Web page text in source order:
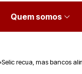
Quem somos
Selic recua, mas bancos